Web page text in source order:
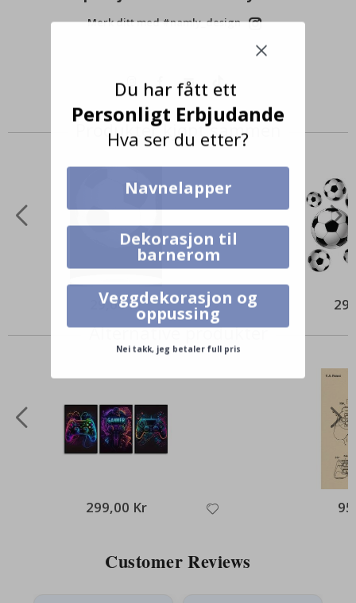
Merk ditt med #namly_design
Produkter kjøpt sammen
29,00 Kr
Alternative produkter
299,00 Kr
Customer Reviews
Du har fått ett
Personligt Erbjudande
Hva ser du etter?
Navnelapper
Dekorasjon til
barnerom
Veggdekorasjon og
oppussing
Nei takk, jeg betaler full pris